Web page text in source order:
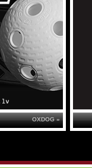
OXDOG »